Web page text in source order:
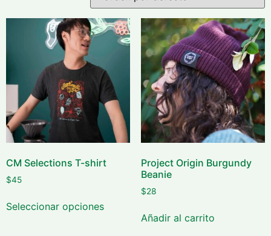
CM Selections T-shirt
$45
Seleccionar opciones
Project Origin Burgundy
Beanie
$28
Añadir al carrito